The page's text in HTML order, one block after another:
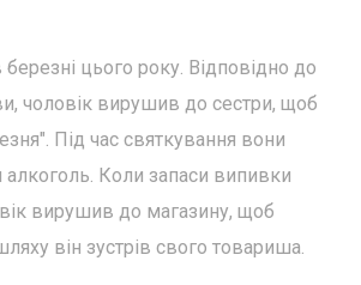
березні цього року. Відповідно до
чоловік вирушив до сестри, щоб
Під час святкування вони
Коли запаси випивки
вирушив до магазину, щоб
він зустрів свого товариша.